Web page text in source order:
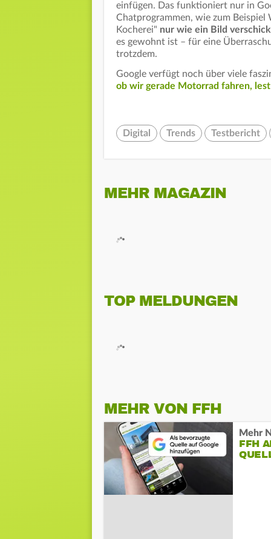
einfügen. Das funktioniert nur in
Chatprogrammen, wie zum Beispiel
Kocherei" nur wie ein Bild
es gewohnt ist – für eine
trotzdem.
Google verfügt noch über viele
ob wir gerade Motorrad fahren,
Digital Trends Testbericht
MEHR MAGAZIN
TOP MELDUNGEN
MEHR VON FFH
Mehr
FFH